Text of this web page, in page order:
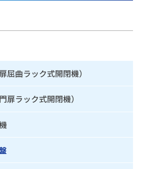
屈曲ラック式開閉機）
扉ラック式開閉機）